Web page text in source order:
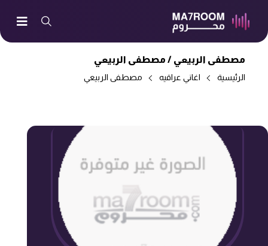
مصطفى الربيعي / مصطفى الربيعي
الرئيسية اغاني عراقيه مصطفى الربيعي